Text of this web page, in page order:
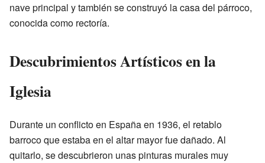
nave principal y también se construyó la casa del párroco,
conocida como rectoría.
Descubrimientos Artísticos en la
Iglesia
Durante un conflicto en España en 1936, el retablo
barroco que estaba en el altar mayor fue dañado. Al
quitarlo, se descubrieron unas pinturas murales muy